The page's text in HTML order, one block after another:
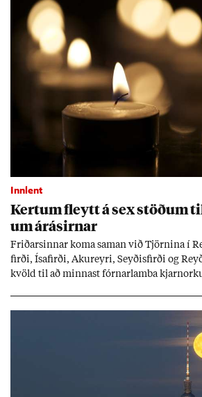
Innlent
Kert­um fleytt á sex stöð­um
um árás­irn­ar
Frið­arsinn­ar koma sam­an við Tjörn­ina í
firði, Ísa­firði, Ak­ur­eyri, Seyð­is­firði og
kvöld til að minn­ast fórn­ar­lamba